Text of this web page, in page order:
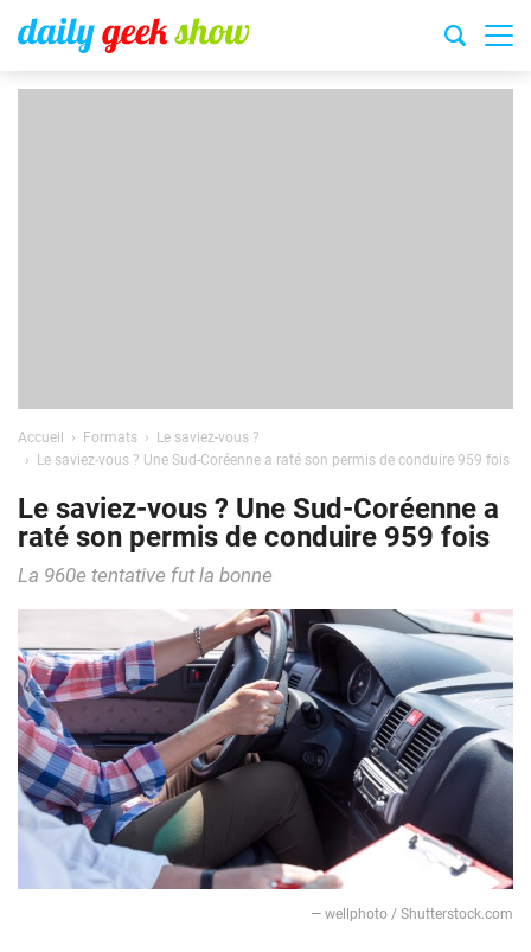
Accueil Formats
Le saviez-vous ?
Le saviez-vous ? Une Sud-Coréenne a raté son permis de conduire 959 fois
Le saviez-vous ? Une Sud-Coréenne a
raté son permis de conduire 959 fois
La 960e tentative fut la bonne
— wellphoto / Shutterstock.com